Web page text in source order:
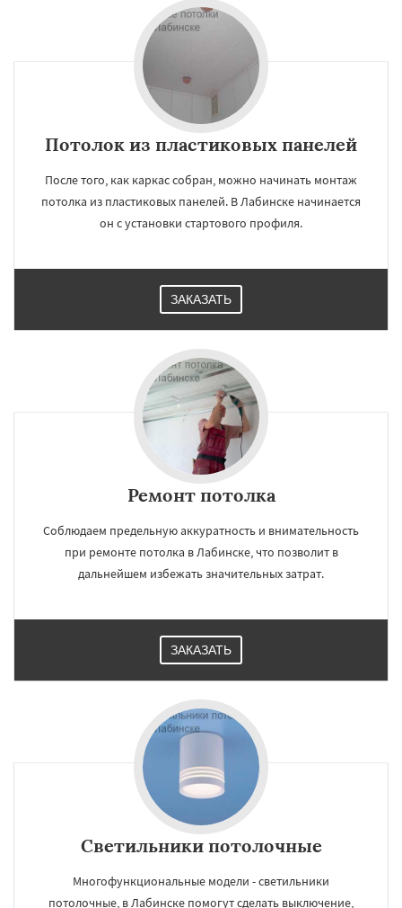
Потолок из пластиковых панелей
После того, как каркас собран, можно начинать монтаж
потолка из пластиковых панелей. В Лабинске начинается
он с установки стартового профиля.
ЗАКАЗАТЬ
Ремонт потолка
Соблюдаем предельную аккуратность и внимательность
при ремонте потолка в Лабинске, что позволит в
дальнейшем избежать значительных затрат.
ЗАКАЗАТЬ
Светильники потолочные
Многофункциональные модели - светильники
потолочные, в Лабинске помогут сделать выключение,